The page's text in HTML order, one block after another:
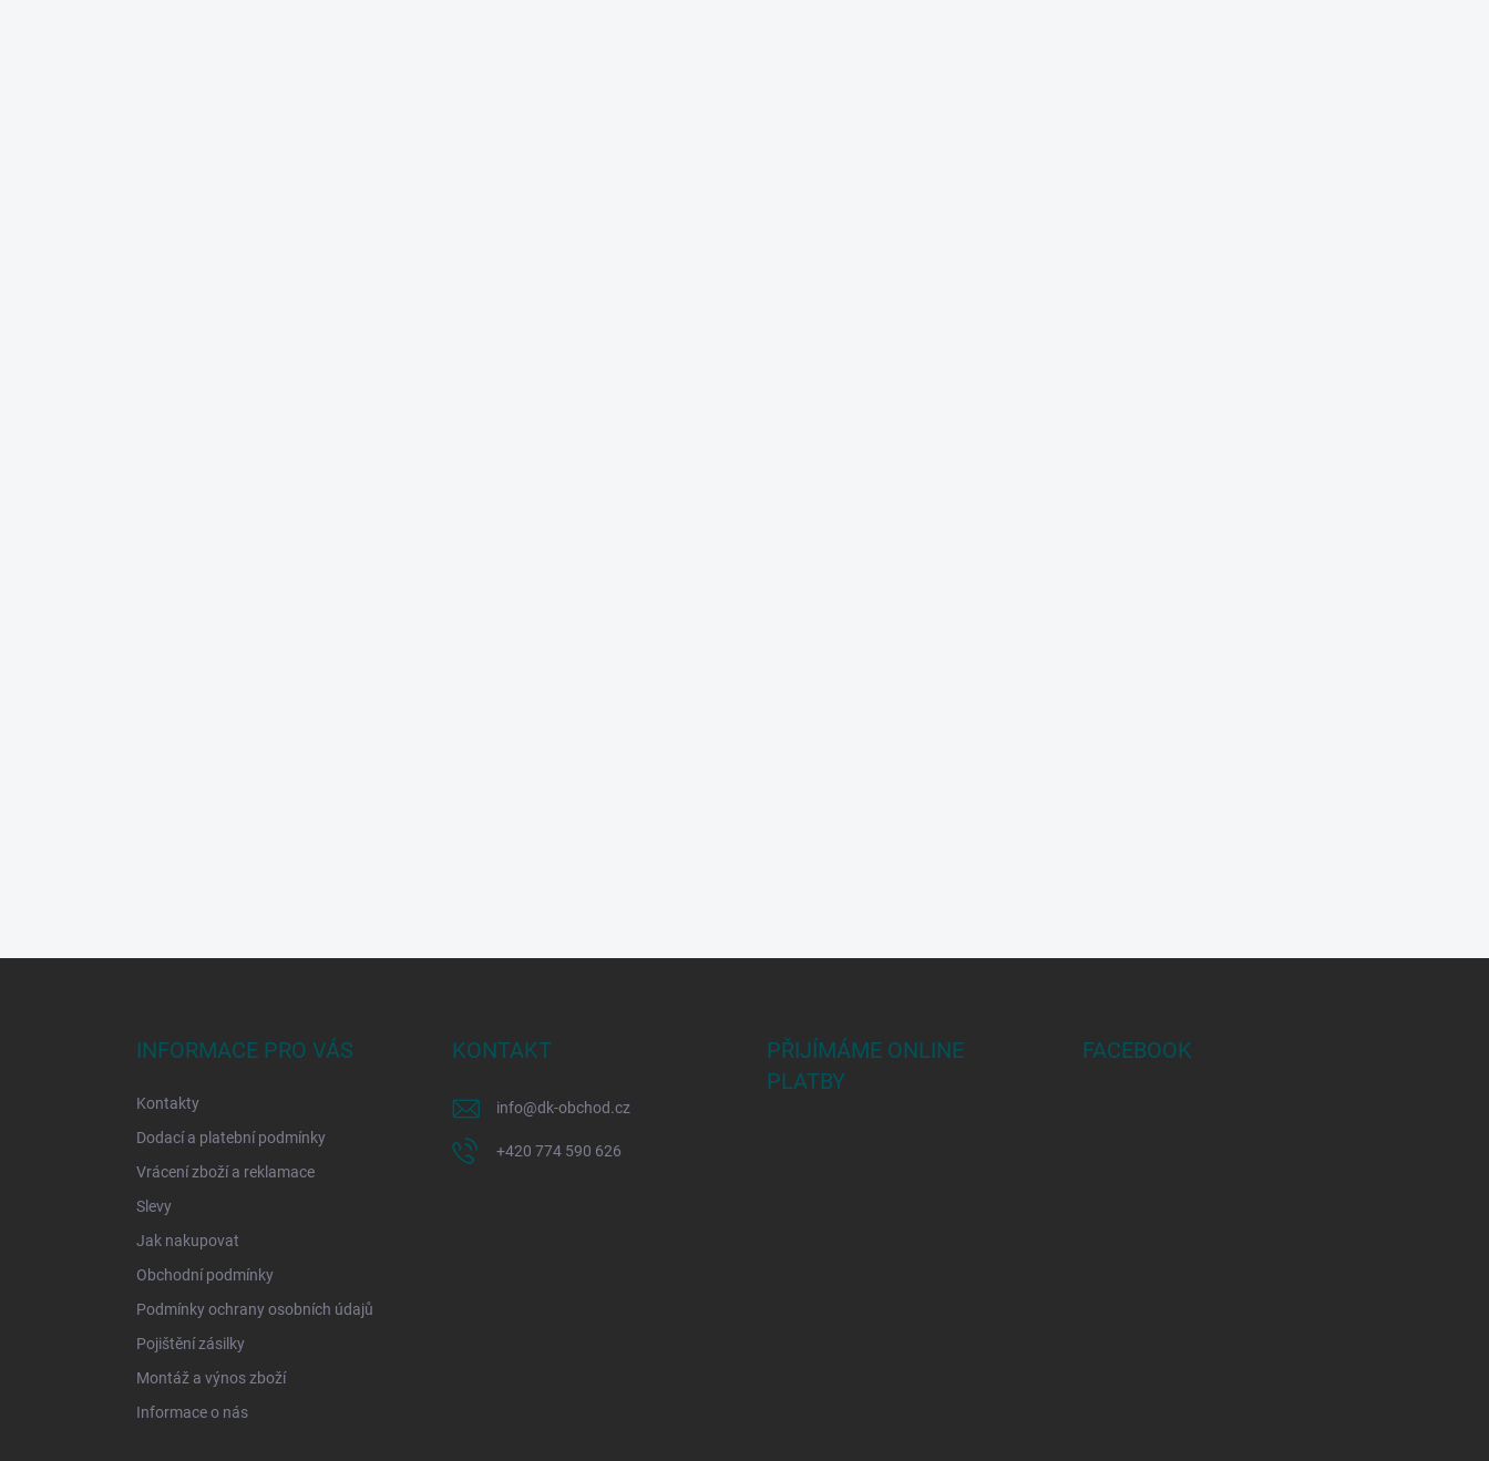
INFORMACE PRO VÁS
Kontakty
Dodací a platební podmínky
Vrácení zboží a reklamace
Slevy
Jak nakupovat
Obchodní podmínky
Podmínky ochrany osobních údajů
Pojištění zásilky
Montáž a výnos zboží
Informace o nás
KONTAKT
info@dk-obchod.cz
+420 774 590 626
PŘIJÍMÁME ONLINE
PLATBY
FACEBOOK